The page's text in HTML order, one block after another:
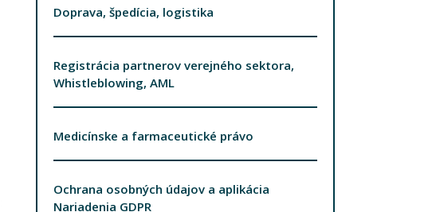
Doprava, špedícia, logistika
Registrácia partnerov verejného sektora,
Whistleblowing, AML
Medicínske a farmaceutické právo
Ochrana osobných údajov a aplikácia
Nariadenia GDPR